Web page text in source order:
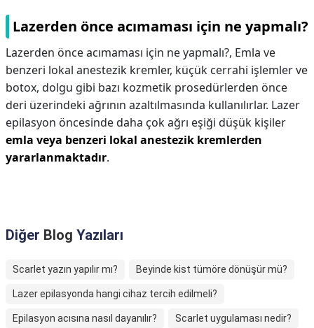
Lazerden önce acımaması için ne yapmalı?
Lazerden önce acımaması için ne yapmalı?, Emla ve
benzeri lokal anestezik kremler, küçük cerrahi işlemler ve
botox, dolgu gibi bazı kozmetik prosedürlerden önce
deri üzerindeki ağrının azaltılmasında kullanılırlar. Lazer
epilasyon öncesinde daha çok ağrı eşiği düşük kişiler
emla veya benzeri lokal anestezik kremlerden
yararlanmaktadır.
Diğer Blog Yazıları
Scarlet yazın yapılır mı? Beyinde kist tümöre dönüşür mü?
Lazer epilasyonda hangi cihaz tercih edilmeli?
Epilasyon acısına nasıl dayanılır? Scarlet uygulaması nedir?